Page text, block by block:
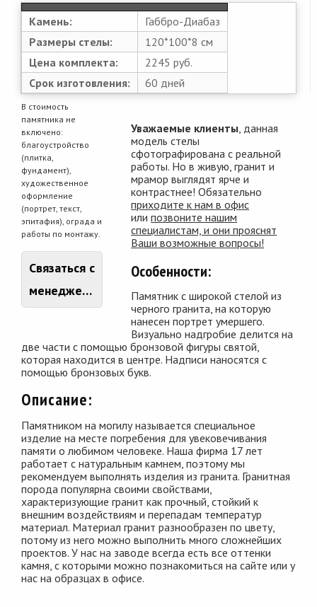
Камень:
Габбро-Диабаз
Размеры стелы:
120*100*8 см
Цена комплекта:
2245 руб.
Срок изготовления:
60 дней
В стоимость
памятника не
включено:
благоустройство
(плитка,
фундамент),
художественное
оформление
(портрет, текст,
эпитафия), ограда и
работы по монтажу.
Связаться с
менеджером
Уважаемые клиенты , данная
модель стелы
сфотографирована с реальной
работы. Но в живую, гранит и
мрамор выглядят ярче и
контрастнее! Обязательно
приходите к нам в офис
илипозвоните нашим
специалистам, и они прояснят
Ваши возможные вопросы!
Особенности:
Памятник с широкой стелой из
черного гранита, на которую
нанесен портрет умершего.
Визуально надгробие делится на
две части с помощью бронзовой фигуры святой,
которая находится в центре. Надписи наносятся с
помощью бронзовых букв.
Описание:
Памятником на могилу называется специальное
изделие на месте погребения для увековечивания
памяти о любимом человеке. Наша фирма 17 лет
работает с натуральным камнем, поэтому мы
рекомендуем выполнять изделия из гранита. Гранитная
порода популярна своими свойствами,
характеризующие гранит как прочный, стойкий к
внешним воздействиям и перепадам температур
материал. Материал гранит разнообразен по цвету,
потому из него можно выполнить много сложнейших
проектов. У нас на заводе всегда есть все оттенки
камня, с которыми можно познакомиться на сайте или у
нас на образцах в офисе.